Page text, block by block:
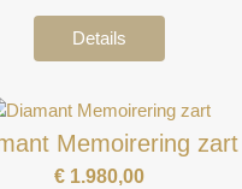
Details
Memoirering zart
€1.980,00